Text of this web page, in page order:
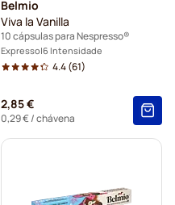
Belmio
Viva la Vanilla
10 cápsulas para Nespresso®
Expresso 6 Intensidade
4.4(61)
2,85 €
0,29 €/ chávena